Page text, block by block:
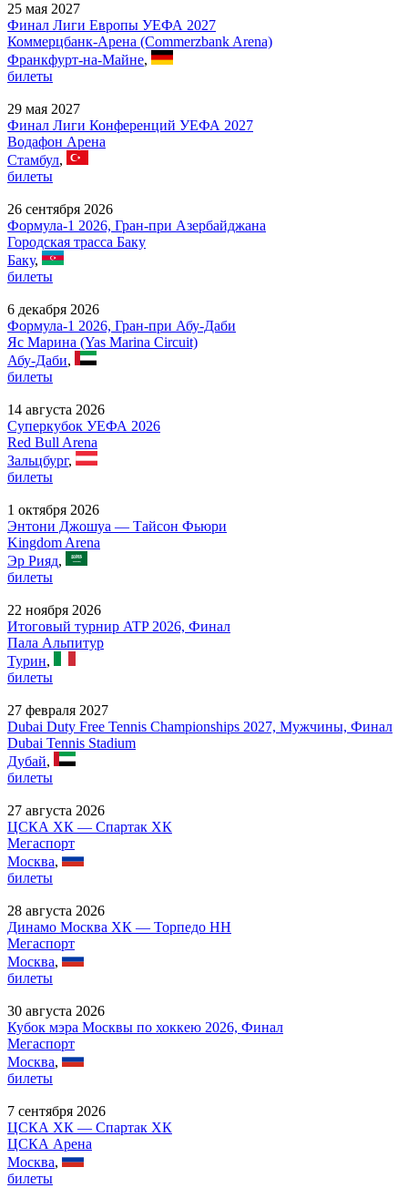
25 мая 2027
Финал Лиги Европы УЕФА 2027
Коммерцбанк-Арена (Commerzbank Arena)
Франкфурт-на-Майне,
билеты
29 мая 2027
Финал Лиги Конференций УЕФА 2027
Водафон Арена
Стамбул,
билеты
26 сентября 2026
Формула-1 2026, Гран-при Азербайджана
Городская трасса Баку
Баку,
билеты
6 декабря 2026
Формула-1 2026, Гран-при Абу-Даби
Яс Марина (Yas Marina Circuit)
Абу-Даби,
билеты
14 августа 2026
Суперкубок УЕФА 2026
Red Bull Arena
Зальцбург,
билеты
1 октября 2026
Энтони Джошуа — Тайсон Фьюри
Kingdom Arena
Эр Рияд,
билеты
22 ноября 2026
Итоговый турнир ATP 2026, Финал
Пала Альпитур
Турин,
билеты
27 февраля 2027
Dubai Duty Free Tennis Championships 2027, Мужчины, Финал
Dubai Tennis Stadium
Дубай,
билеты
27 августа 2026
ЦСКА ХК — Спартак ХК
Мегаспорт
Москва,
билеты
28 августа 2026
Динамо Москва ХК — Торпедо НН
Мегаспорт
Москва,
билеты
30 августа 2026
Кубок мэра Москвы по хоккею 2026, Финал
Мегаспорт
Москва,
билеты
7 сентября 2026
ЦСКА ХК — Спартак ХК
ЦСКА Арена
Москва,
билеты